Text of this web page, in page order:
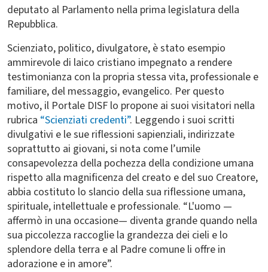
deputato al Parlamento nella prima legislatura della
Repubblica.
Scienziato, politico, divulgatore, è stato esempio
ammirevole di laico cristiano impegnato a rendere
testimonianza con la propria stessa vita, professionale e
familiare, del messaggio, evangelico. Per questo
motivo, il Portale DISF lo propone ai suoi visitatori nella
rubrica “Scienziati credenti”. Leggendo i suoi scritti
divulgativi e le sue riflessioni sapienziali, indirizzate
soprattutto ai giovani, si nota come l’umile
consapevolezza della pochezza della condizione umana
rispetto alla magnificenza del creato e del suo Creatore,
abbia costituto lo slancio della sua riflessione umana,
spirituale, intellettuale e professionale. “L'uomo —
affermò in una occasione— diventa grande quando nella
sua piccolezza raccoglie la grandezza dei cieli e lo
splendore della terra e al Padre comune li offre in
adorazione e in amore”.